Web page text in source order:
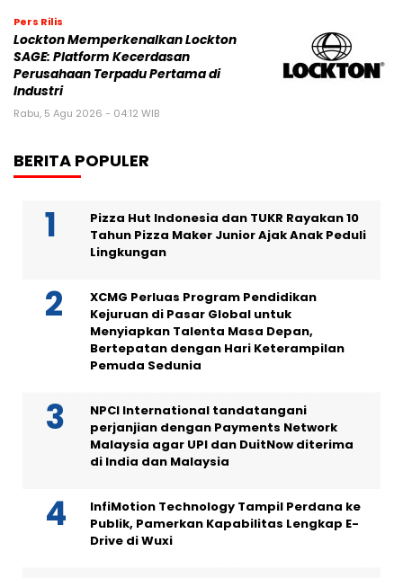
Pers Rilis
Lockton Memperkenalkan Lockton
SAGE: Platform Kecerdasan
Perusahaan Terpadu Pertama di
Industri
Rabu, 5 Agu 2026 - 04:12 WIB
BERITA POPULER
Pizza Hut Indonesia dan TUKR Rayakan 10
Tahun Pizza Maker Junior Ajak Anak Peduli
Lingkungan
XCMG Perluas Program Pendidikan
Kejuruan di Pasar Global untuk
Menyiapkan Talenta Masa Depan,
Bertepatan dengan Hari Keterampilan
Pemuda Sedunia
NPCI International tandatangani
perjanjian dengan Payments Network
Malaysia agar UPI dan DuitNow diterima
di India dan Malaysia
InfiMotion Technology Tampil Perdana ke
Publik, Pamerkan Kapabilitas Lengkap E-
Drive di Wuxi